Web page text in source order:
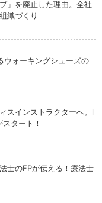
」を廃止した理由。全社
織づくり
ウォーキングシューズの
スインストラクターへ。l
タート！
士のFPが伝える！療法士